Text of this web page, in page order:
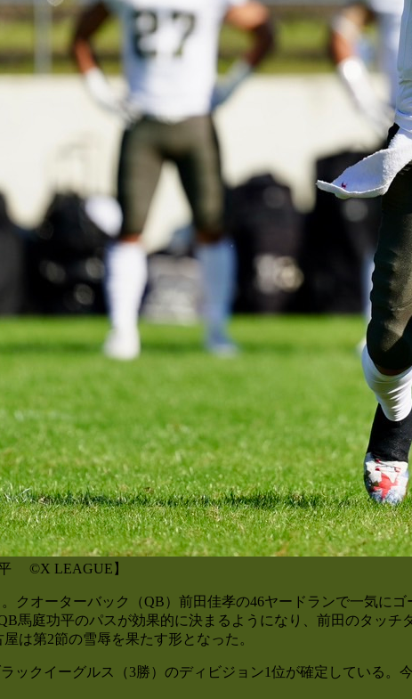
平 ©X LEAGUE】
クオーターバック（QB）前田佳孝の46ヤードランで一気に
馬庭功平のパスが効果的に決まるようになり、前田のタッ
は第2節の雪辱を果たす形となった。
ックイーグルス（3勝）のディビジョン1位が確定している